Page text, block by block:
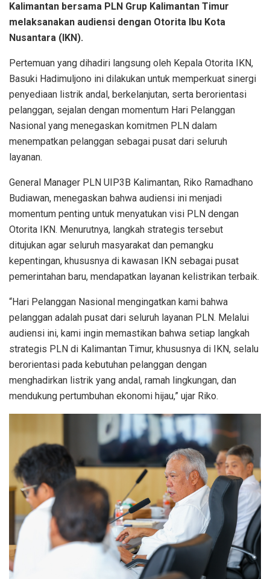
Kalimantan bersama PLN Grup Kalimantan Timur
melaksanakan audiensi dengan Otorita Ibu Kota
Nusantara (IKN).
Pertemuan yang dihadiri langsung oleh Kepala Otorita IKN,
Basuki Hadimuljono ini dilakukan untuk memperkuat sinergi
penyediaan listrik andal, berkelanjutan, serta berorientasi
pelanggan, sejalan dengan momentum Hari Pelanggan
Nasional yang menegaskan komitmen PLN dalam
menempatkan pelanggan sebagai pusat dari seluruh
layanan.
General Manager PLN UIP3B Kalimantan, Riko Ramadhano
Budiawan, menegaskan bahwa audiensi ini menjadi
momentum penting untuk menyatukan visi PLN dengan
Otorita IKN. Menurutnya, langkah strategis tersebut
ditujukan agar seluruh masyarakat dan pemangku
kepentingan, khususnya di kawasan IKN sebagai pusat
pemerintahan baru, mendapatkan layanan kelistrikan terbaik.
“Hari Pelanggan Nasional mengingatkan kami bahwa
pelanggan adalah pusat dari seluruh layanan PLN. Melalui
audiensi ini, kami ingin memastikan bahwa setiap langkah
strategis PLN di Kalimantan Timur, khususnya di IKN, selalu
berorientasi pada kebutuhan pelanggan dengan
menghadirkan listrik yang andal, ramah lingkungan, dan
mendukung pertumbuhan ekonomi hijau,” ujar Riko.